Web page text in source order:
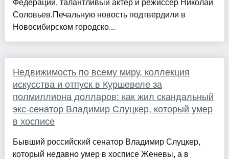
Федерации, талантливый актер и режиссер Николай
Соловьев.Печальную новость подтвердили в
Новосибирском городско...
Недвижимость по всему миру, коллекция
искусства и отпуск в Куршевеле за
полмиллиона долларов: как жил скандальный
экс-сенатор Владимир Слуцкер, который умер
в хосписе
Бывший российский сенатор Владимир Слуцкер,
который недавно умер в хосписе Женевы, а в